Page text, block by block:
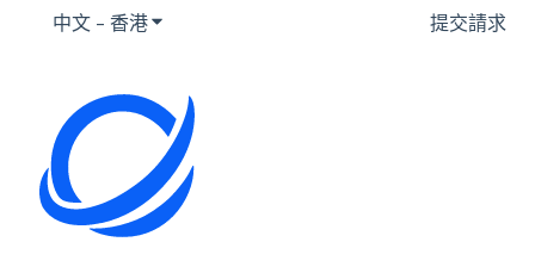
中文 - 香港顯示要翻譯的子選單 提交請求